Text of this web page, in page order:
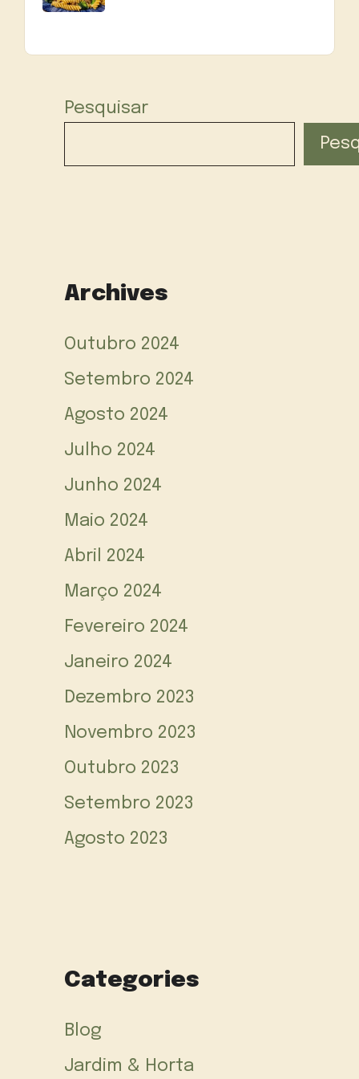
Pesquisar
Archives
Outubro 2024
Setembro 2024
Agosto 2024
Julho 2024
Junho 2024
Maio 2024
Abril 2024
Março 2024
Fevereiro 2024
Janeiro 2024
Dezembro 2023
Novembro 2023
Outubro 2023
Setembro 2023
Agosto 2023
Categories
Blog
Jardim & Horta